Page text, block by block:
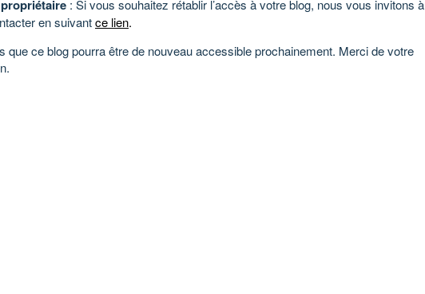
: Si vous souhaitez rétablir l’accès à votre blog, nous vous invitons à
en suivantce lien.
que ce blog pourra être de nouveau accessible prochainement. Merci de votre